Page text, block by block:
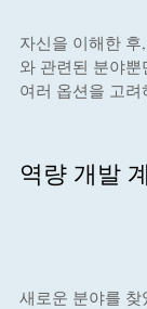
자신을 이해한
와 관련된 분야
여러 옵션을 고
역량 개발
새로운 분야를